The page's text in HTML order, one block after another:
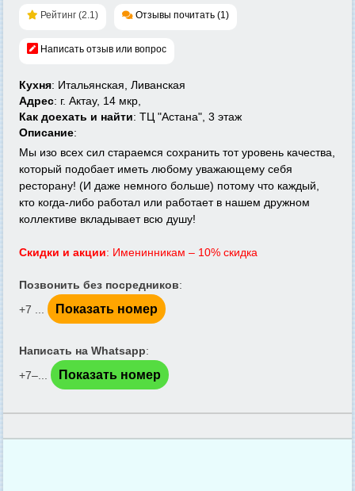
Рейтинг (2.1) Отзывы почитать (1)
Написать отзыв или вопрос
Кухня: Итальянская, Ливанская
Адрес: г. Актау, 14 мкр,
Как доехать и найти: ТЦ "Астана", 3 этаж
Описание:
Мы изо всех сил стараемся сохранить тот уровень качества,
который подобает иметь любому уважающему себя
ресторану! (И даже немного больше) потому что каждый,
кто когда-либо работал или работает в нашем дружном
коллективе вкладывает всю душу!
Скидки и акции: Именинникам – 10% скидка
Позвонить без посредников:
+7 ...
Показать номер
Написать на Whatsapp:
+7‒...
Показать номер